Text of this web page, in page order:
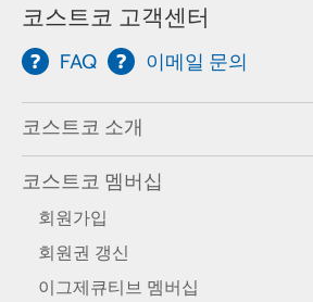
코스트코 고객센터
FAQ 이메일 문의
코스트코 소개
코스트코 멤버십
회원가입
회원권 갱신
이그제큐티브 멤버십